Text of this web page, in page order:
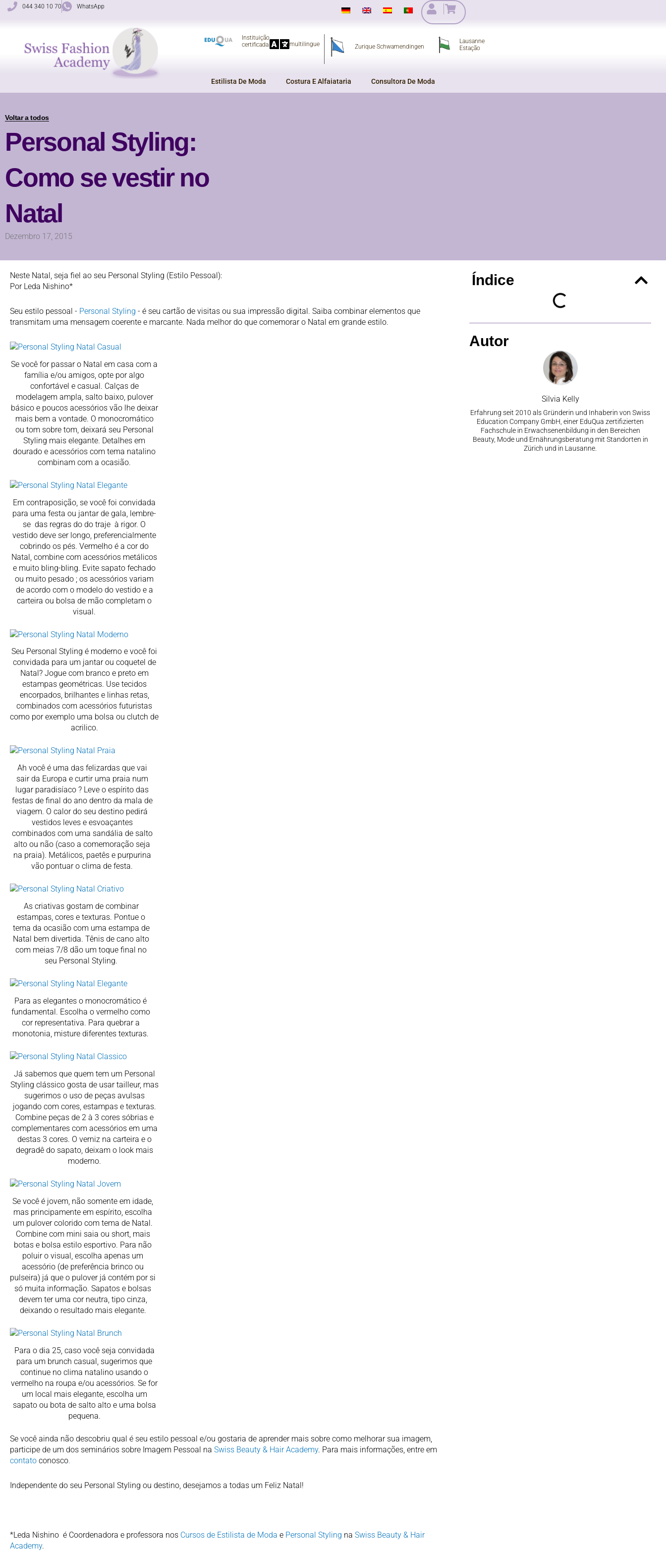
Salta
conteúdo
044 340 10 70 WhatsApp
Instituição
certificada
multilingue Zurique Schwamendingen
Lausanne
Estação
Estilista De Moda Costura E Alfaiataria Consultora De Moda
Voltar a todos
Personal Styling:
Como se vestir no
Natal
Dezembro 17, 2015
Neste Natal, seja fiel ao seu Personal Styling (Estilo Pessoal):
Por Leda Nishino*
Seu estilo pessoal - Personal Styling - é seu cartão de visitas ou sua impressão digital. Saiba combinar elementos que
transmitam uma mensagem coerente e marcante. Nada melhor do que comemorar o Natal em grande estilo.
Se você for passar o Natal em casa com a
família e/ou amigos, opte por algo
confortável e casual. Calças de
modelagem ampla, salto baixo, pulover
básico e poucos acessórios vão lhe deixar
mais bem a vontade. O monocromático
ou tom sobre tom, deixará seu Personal
Styling mais elegante. Detalhes em
dourado e acessórios com tema natalino
combinam com a ocasião.
Em contraposição, se você foi convidada
para uma festa ou jantar de gala, lembre-
se das regras do do traje à rigor. O
vestido deve ser longo, preferencialmente
cobrindo os pés. Vermelho é a cor do
Natal, combine com acessórios metálicos
e muito bling-bling. Evite sapato fechado
ou muito pesado ; os acessórios variam
de acordo com o modelo do vestido e a
carteira ou bolsa de mão completam o
visual.
Seu Personal Styling é moderno e você foi
convidada para um jantar ou coquetel de
Natal? Jogue com branco e preto em
estampas geométricas. Use tecidos
encorpados, brilhantes e linhas retas,
combinados com acessórios futuristas
como por exemplo uma bolsa ou clutch de
acrilico.
Ah você é uma das felizardas que vai
sair da Europa e curtir uma praia num
lugar paradisíaco ? Leve o espírito das
festas de final do ano dentro da mala de
viagem. O calor do seu destino pedirá
vestidos leves e esvoaçantes
combinados com uma sandália de salto
alto ou não (caso a comemoração seja
na praia). Metálicos, paetês e purpurina
vão pontuar o clima de festa.
As criativas gostam de combinar
estampas, cores e texturas. Pontue o
tema da ocasião com uma estampa de
Natal bem divertida. Tênis de cano alto
com meias 7/8 dão um toque final no
seu Personal Styling.
Para as elegantes o monocromático é
fundamental. Escolha o vermelho como
cor representativa. Para quebrar a
monotonia, misture diferentes texturas.
Já sabemos que quem tem um Personal
Styling clássico gosta de usar tailleur, mas
sugerimos o uso de peças avulsas
jogando com cores, estampas e texturas.
Combine peças de 2 à 3 cores sóbrias e
complementares com acessórios em uma
destas 3 cores. O verniz na carteira e o
degradê do sapato, deixam o look mais
moderno.
Se você é jovem, não somente em idade,
mas principamente em espírito, escolha
um pulover colorido com tema de Natal.
Combine com mini saia ou short, mais
botas e bolsa estilo esportivo. Para não
poluir o visual, escolha apenas um
acessório (de preferência brinco ou
pulseira) já que o pulover já contém por si
só muita informação. Sapatos e bolsas
devem ter uma cor neutra, tipo cinza,
deixando o resultado mais elegante.
Para o dia 25, caso você seja convidada
para um brunch casual, sugerimos que
continue no clima natalino usando o
vermelho na roupa e/ou acessórios. Se for
um local mais elegante, escolha um
sapato ou bota de salto alto e uma bolsa
pequena.
Se você ainda não descobriu qual é seu estilo pessoal e/ou gostaria de aprender mais sobre como melhorar sua imagem,
participe de um dos seminários sobre Imagem Pessoal na Swiss Beauty & Hair Academy. Para mais informações, entre em
contato conosco.
Independente do seu Personal Styling ou destino, desejamos a todas um Feliz Natal!
*Leda Nishino é Coordenadora e professora nos Cursos de Estilista de Moda e Personal Styling na Swiss Beauty & Hair
Academy.
Índice
Autor
Silvia Kelly
Erfahrung seit 2010 als Gründerin und Inhaberin von Swiss
Education Company GmbH, einer EduQua zertifizierten
Fachschule in Erwachsenenbildung in den Bereichen
Beauty, Mode und Ernährungsberatung mit Standorten in
Zürich und in Lausanne.